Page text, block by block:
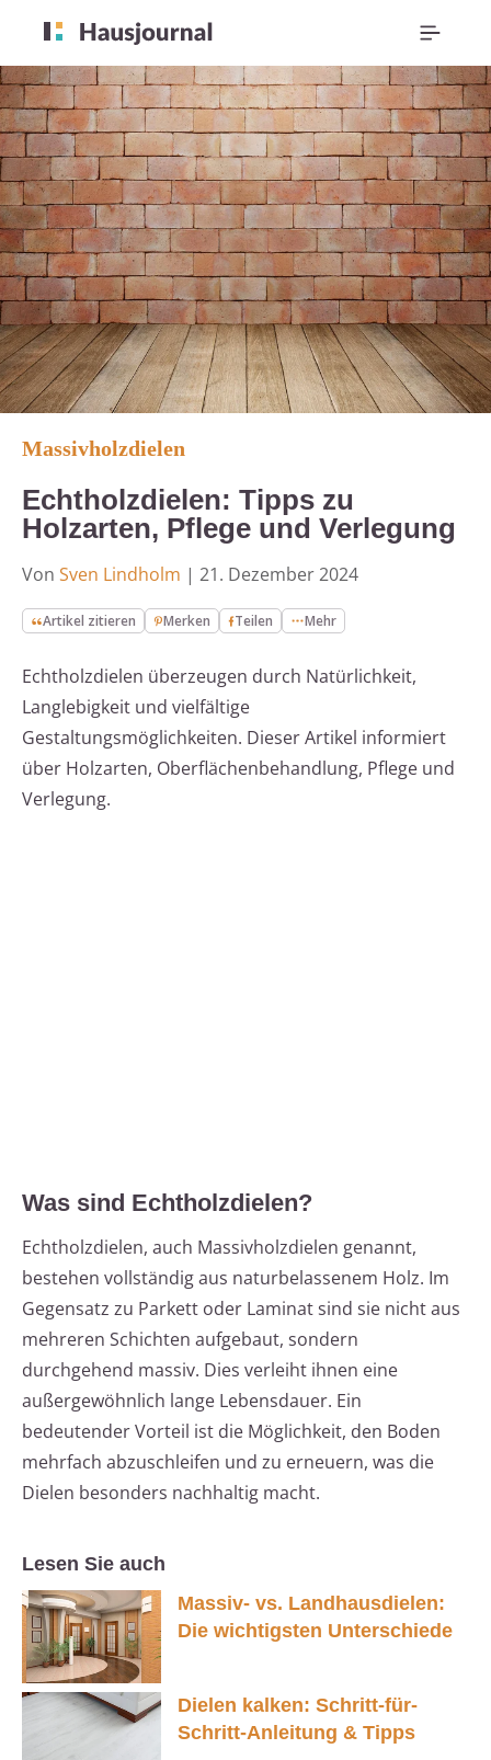
Massivholzdielen
Echtholzdielen: Tipps zu
Holzarten, Pflege und Verlegung
Von Sven Lindholm | 21. Dezember 2024
Artikel zitieren Merken Teilen Mehr
Echtholzdielen überzeugen durch Natürlichkeit,
Langlebigkeit und vielfältige
Gestaltungsmöglichkeiten. Dieser Artikel informiert
über Holzarten, Oberflächenbehandlung, Pflege und
Verlegung.
Was sind Echtholzdielen?
Echtholzdielen, auch Massivholzdielen genannt,
bestehen vollständig aus naturbelassenem Holz. Im
Gegensatz zu Parkett oder Laminat sind sie nicht aus
mehreren Schichten aufgebaut, sondern
durchgehend massiv. Dies verleiht ihnen eine
außergewöhnlich lange Lebensdauer. Ein
bedeutender Vorteil ist die Möglichkeit, den Boden
mehrfach abzuschleifen und zu erneuern, was die
Dielen besonders nachhaltig macht.
Lesen Sie auch
Massiv- vs. Landhausdielen:
Die wichtigsten Unterschiede
Dielen kalken: Schritt-für-
Schritt-Anleitung & Tipps